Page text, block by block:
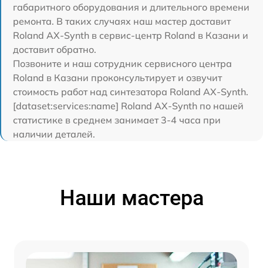
габаритного оборудования и длительного времени
ремонта. В таких случаях наш мастер доставит
Roland AX-Synth в сервис-центр Roland в Казани и
доставит обратно.
Позвоните и наш сотрудник сервисного центра
Roland в Казани проконсультирует и озвучит
стоимость работ над синтезатора Roland AX-Synth.
[dataset:services:name] Roland AX-Synth по нашей
статистике в среднем занимает 3-4 часа при
наличии деталей.
Наши мастера